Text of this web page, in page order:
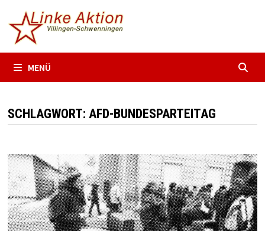
Inhalt
springen
MENÜ
SCHLAGWORT: AFD-BUNDESPARTEITAG